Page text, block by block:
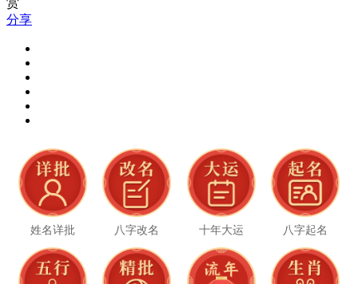
分享
姓名详批 八字改名 十年大运 八字起名